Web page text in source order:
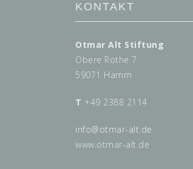
KONTAKT
Otmar Alt Stiftung
Obere Rothe 7
59071 Hamm
T +49 2388 2114
info@otmar-alt.de
www.otmar-alt.de